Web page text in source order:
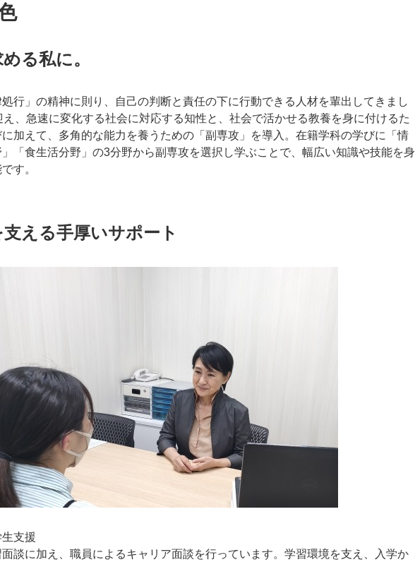
る私に。
行」の精神に則り、自己の判断と責任の下に行動できる人材を輩出してきまし
、急速に変化する社会に対応する知性と、社会で活かせる教養を身に付けるた
加えて、多角的な能力を養うための「副専攻」を導入。在籍学科の学びに「情
「食生活分野」の3分野から副専攻を選択し学ぶことで、幅広い知識や技能を身
す。
える手厚いサポート
生支援
談に加え、職員によるキャリア面談を行っています。学習環境を支え、入学か